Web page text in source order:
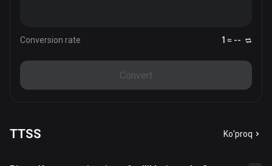
Conversion rate 1 ≈ --
Convert
TTSS Ko'proq